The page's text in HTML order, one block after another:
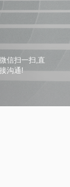
微信扫一扫,直
接沟通!